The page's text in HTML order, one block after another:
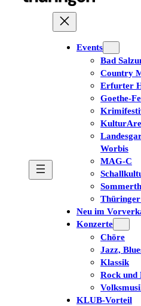
Events
Bad
Country
Erfurter
Goethe-
Worbis
MAG-C
Thüringer
Neu im
Konzerte
Chöre
Jazz,
Klassik
Rock und
KLUB-Vorteil
Tickets kaufen